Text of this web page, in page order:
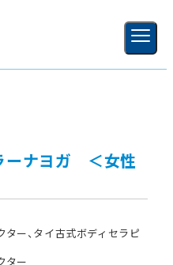
新規登録
ーナヨガ ＜女性
ー、タイ古式ボディセラピ
ター